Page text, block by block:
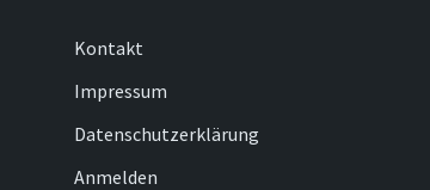
Kontakt
Impressum
Datenschutzerklärung
Anmelden